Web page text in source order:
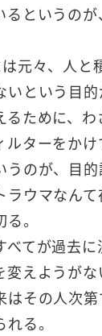
るというのが
元々、人と
という目的
るために、わ
ルターをかけ
のが、目的
ラウマなんて
。
べてが過去に
変えようがな
はその人次
る。